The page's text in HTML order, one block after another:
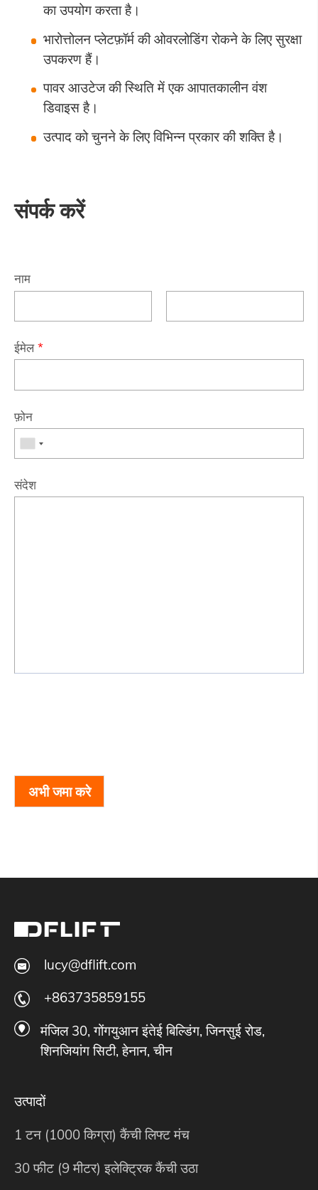
का उपयोग करता है।
भारोत्तोलन प्लेटफ़ॉर्म की ओवरलोडिंग रोकने के लिए सुरक्षा
उपकरण हैं।
पावर आउटेज की स्थिति में एक आपातकालीन वंश
डिवाइस है।
उत्पाद को चुनने के लिए विभिन्न प्रकार की शक्ति है।
संपर्क करें
नाम
ईमेल*
फ़ोन
संदेश
अभी जमा करे
lucy@dflift.com
+863735859155
मंजिल 30, गोंगयुआन इंतेई बिल्डिंग, जिनसुई रोड,
शिनजियांग सिटी, हेनान, चीन
उत्पादों
1 टन (1000 किग्रा) कैंची लिफ्ट मंच
30 फीट (9 मीटर) इलेक्ट्रिक कैंची उठा